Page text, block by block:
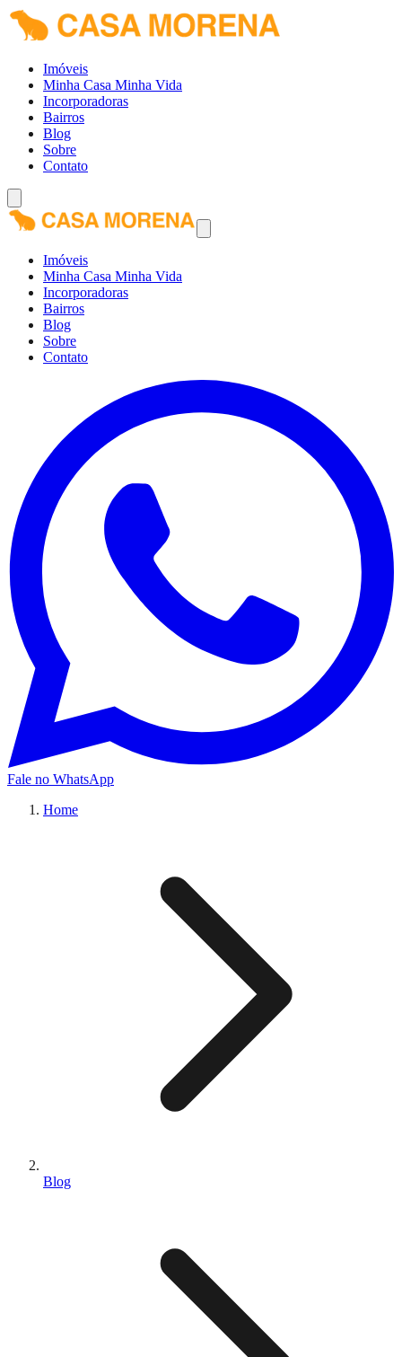
Imóveis
Minha Casa Minha Vida
Incorporadoras
Bairros
Blog
Sobre
Contato
Imóveis
Minha Casa Minha Vida
Incorporadoras
Bairros
Blog
Sobre
Contato
Fale no WhatsApp
Home
Blog